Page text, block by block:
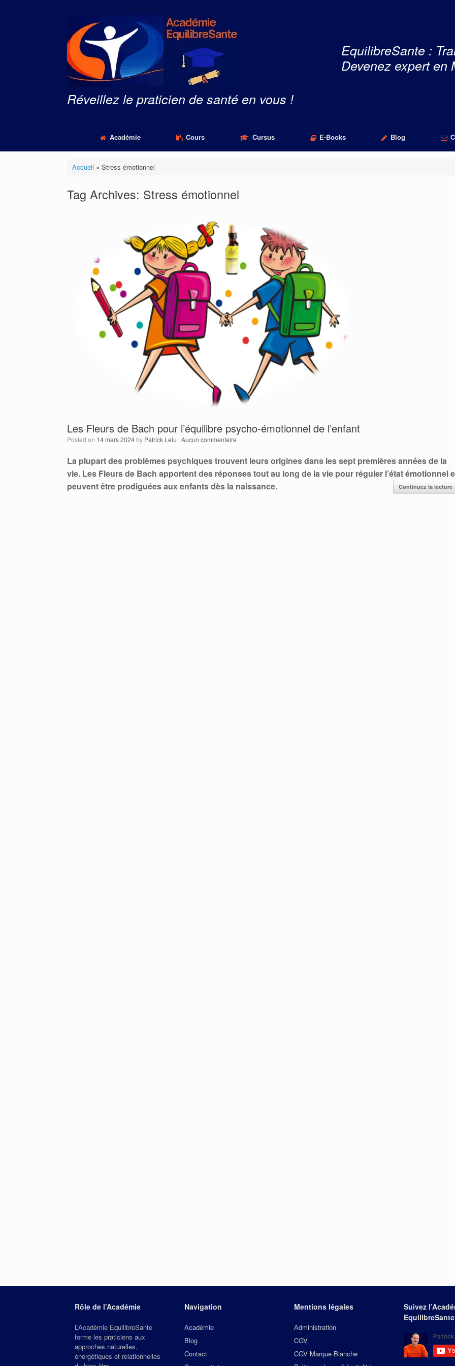
Réveillez le praticien de santé en vous !
EquilibreSante :
Devenez expert en
Académie Cours Cursus E-Books Blog
Accueil » Stress émotionnel
Tag Archives: Stress émotionnel
Les Fleurs de Bach pour l’équilibre psycho-émotionnel de l’enfant
Posted on 14 mars 2024by Patrick Lelu | Aucun commentaire
La plupart des problèmes psychiques trouvent leurs origines dans les sept premières années de la
vie. Les Fleurs de Bach apportent des réponses tout au long de la vie pour réguler l’état émotionnel
peuvent être prodiguées aux enfants dès la naissance.
Continuez la lecture
Rôle de l’Académie
L’Académie EquilibreSante
forme les praticiens aux
approches naturelles,
énergétiques et relationnelles
Navigation
Académie
Blog
Contact
Mentions légales
Administration
CGV
CGV Marque Blanche
Suivez
EquilibreSante